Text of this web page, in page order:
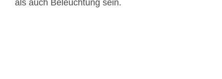
als auch Beleuchtung sein.